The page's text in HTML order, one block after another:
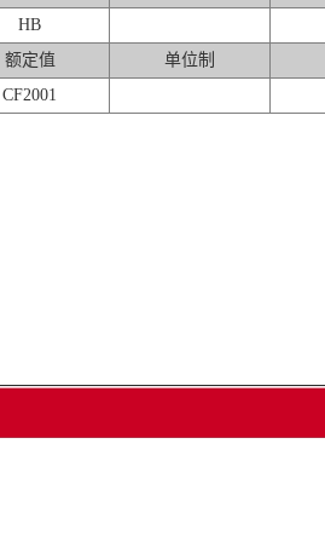
HB
额定值 单位制
CF2001